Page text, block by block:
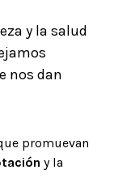
y la salud
nos dan
promuevan
y la